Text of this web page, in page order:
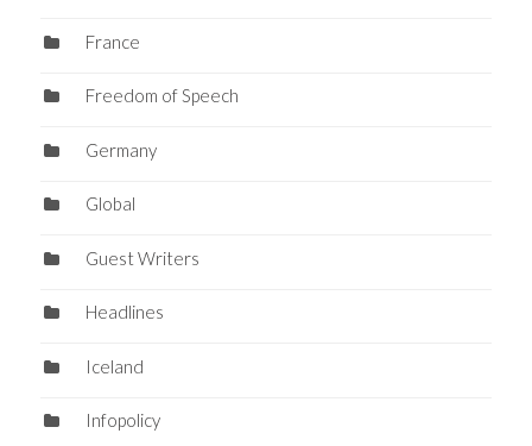
France
Freedom of Speech
Germany
Global
Guest Writers
Headlines
Iceland
Infopolicy